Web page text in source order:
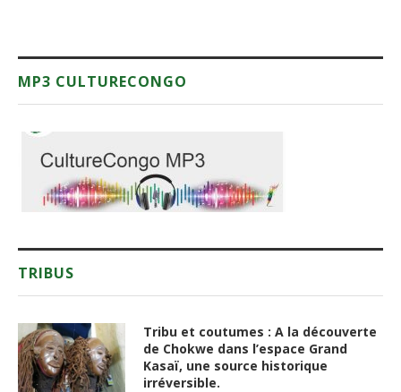
MP3 CULTURECONGO
TRIBUS
Tribu et coutumes : A la découverte
de Chokwe dans l’espace Grand
Kasaï, une source historique
irréversible.